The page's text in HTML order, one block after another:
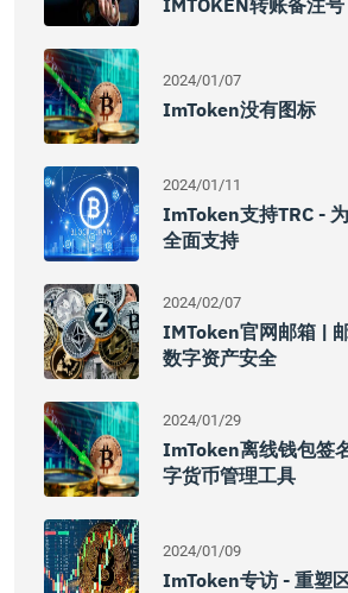
IMTOKEN转账备注号
2024/01/07
ImToken没有图标
2024/01/11
ImToken支持TRC -
全面支持
2024/02/07
IMToken官网邮箱 |
数字资产安全
2024/01/29
ImToken离线钱包签
字货币管理工具
2024/01/09
ImToken专访 - 重塑